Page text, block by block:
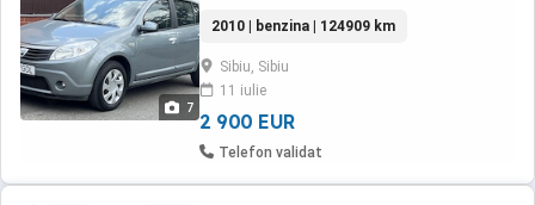
7
service -recent adusa din germania -ideala de
oras, consum 5% rar efectuat , carte service
anvelope noi numere germania valabile
2010 | benzina | 124909 km
Sibiu, Sibiu
11 iulie
2 900 EUR
Telefon validat